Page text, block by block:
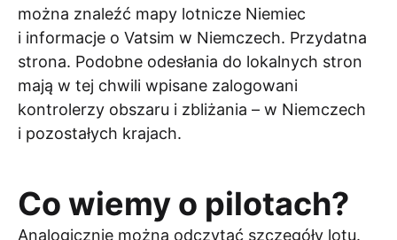
można znaleźć mapy lotnicze Niemiec
i informacje o Vatsim w Niemczech. Przydatna
strona. Podobne odesłania do lokalnych stron
mają w tej chwili wpisane zalogowani
kontrolerzy obszaru i zbliżania – w Niemczech
i pozostałych krajach.
Co wiemy o pilotach?
Analogicznie można odczytać szczegóły lotu.